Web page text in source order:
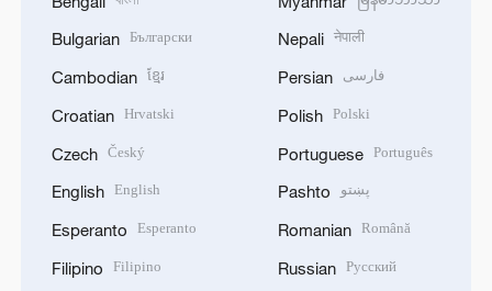
Bulgarian Български
Cambodian ខ្មែរ
Croatian Hrvatski
Czech Český
English English
Esperanto Esperanto
Filipino Filipino
Nepali नेपाली
Persian فارسی
Polish Polski
Portuguese Português
Pashto پښتو
Romanian Română
Russian Русский